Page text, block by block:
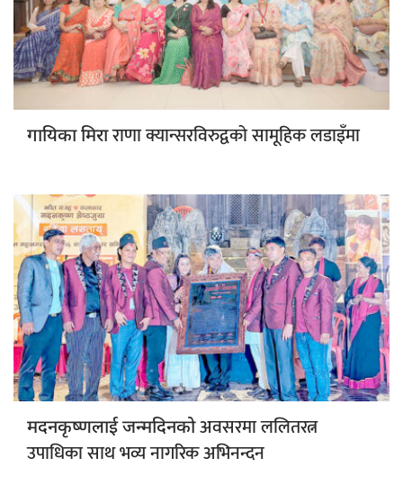
गायिका मिराराणा क्यान्सरविरुद्वको सामूहिक लडाइँमा
मदनकृष्णलाई जन्मदिनकोअवसरमा ललितरत्न
उपाधिका साथ भव्य नागरिक अभिनन्दन